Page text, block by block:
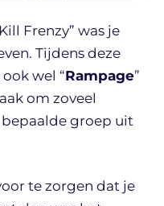
Frenzy” was je
Tijdens deze
wel “Rampage”
om zoveel
groep uit
te zorgen dat je